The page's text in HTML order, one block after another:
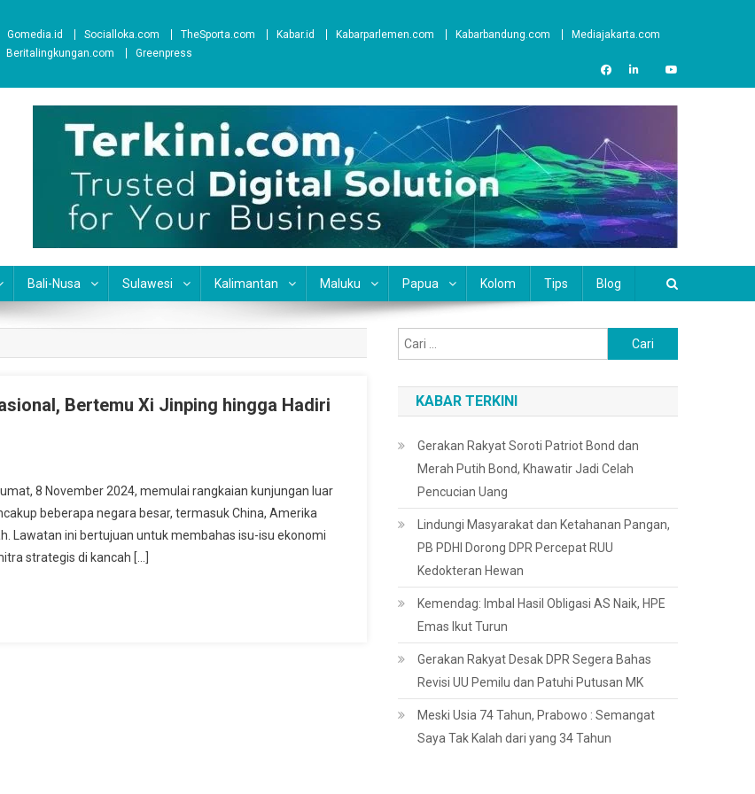
Gomedia.id Socialloka.com TheSporta.com Kabar.id Kabarparlemen.com Kabarbandung.com
Mediajakarta.com
Beritalingkungan.com Greenpress
Bali-Nusa Sulawesi Kalimantan Maluku Papua Kolom Tips Blog
Bertemu Xi Jinping hingga Hadiri
8 November 2024, memulai rangkaian kunjungan luar
beberapa negara besar, termasuk China, Amerika
Lawatan ini bertujuan untuk membahas isu-isu ekonomi
strategis di kancah […]
untuk:
KABAR TERKINI
Gerakan Rakyat Soroti Patriot Bond dan
Merah Putih Bond, Khawatir Jadi Celah
Pencucian Uang
Lindungi Masyarakat dan Ketahanan Pangan,
PB PDHI Dorong DPR Percepat RUU
Kedokteran Hewan
Kemendag: Imbal Hasil Obligasi AS Naik, HPE
Emas Ikut Turun
Gerakan Rakyat Desak DPR Segera Bahas
Revisi UU Pemilu dan Patuhi Putusan MK
Meski Usia 74 Tahun, Prabowo : Semangat
Saya Tak Kalah dari yang 34 Tahun